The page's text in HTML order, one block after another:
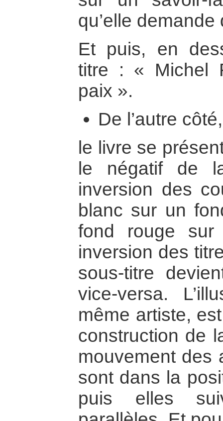
qu’elle demande
Et puis, en
titre : « Michel
paix ».
De l’autre côté,
le livre se
le négatif de
inversion des
blanc sur un
fond rouge
inversion des
sous-titre
vice-versa.
même artiste,
construction de
mouvement des
sont dans la
puis elles